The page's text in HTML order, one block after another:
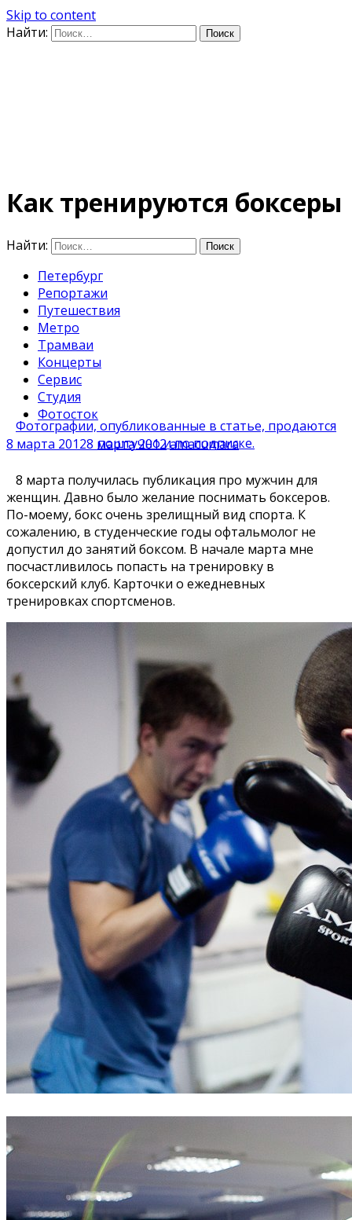
Skip to content
Найти:
Как тренируются боксеры
Найти:
Петербург
Репортажи
Путешествия
Метро
Трамваи
Концерты
Сервис
Студия
Фотосток
8 марта 20128 марта 2012amacumara
Фотографии, опубликованные в статье, продаются
поштучно и по подписке.
8 марта получилась публикация про мужчин для
женщин. Давно было желание поснимать боксеров.
По-моему, бокс очень зрелищный вид спорта. К
сожалению, в студенческие годы офтальмолог не
допустил до занятий боксом. В начале марта мне
посчастливилось попасть на тренировку в
боксерский клуб. Карточки о ежедневных
тренировках спортсменов.